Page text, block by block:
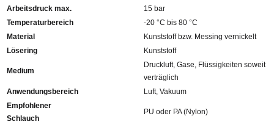
Arbeitsdruck max.
15 bar
Temperaturbereich
-20 °C bis 80 °C
Material
Kunststoff bzw. Messing vernickelt
Lösering
Kunststoff
Medium
Druckluft, Gase, Flüssigkeiten soweit
verträglich
Anwendungsbereich
Luft, Vakuum
Empfohlener
Schlauch
PU oder PA (Nylon)